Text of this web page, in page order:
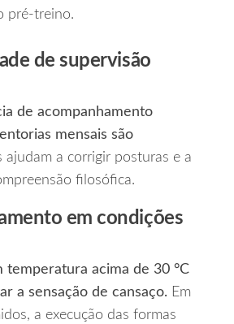
pré‑treino.
de supervisão
de acompanhamento
mensais são
ajudam a corrigir posturas e a
filosófica.
em condições
temperatura acima de 30 °C
a sensação de cansaço. Em
a execução das formas